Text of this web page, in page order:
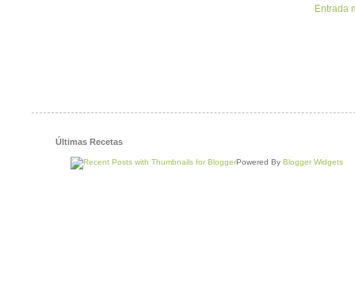
Entrada
Últimas Recetas
Powered By Blogger Widgets